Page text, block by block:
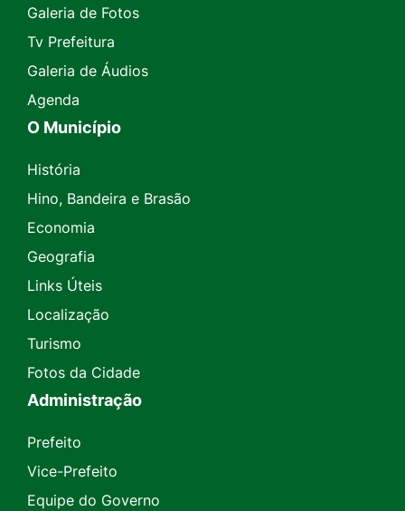
Galeria de Fotos
Tv Prefeitura
Galeria de Áudios
Agenda
O Município
História
Hino, Bandeira e Brasão
Economia
Geografia
Links Úteis
Localização
Turismo
Fotos da Cidade
Administração
Prefeito
Vice-Prefeito
Equipe do Governo